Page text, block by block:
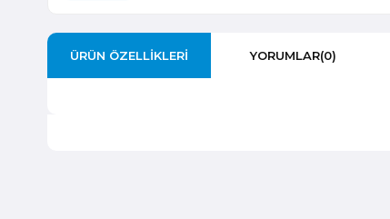
ÜRÜN ÖZELLIKLERI YORUMLAR(0)